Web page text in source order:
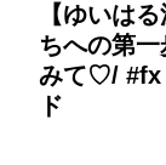
【ゆいは
ちへの第
みて♡/ #fx
ド